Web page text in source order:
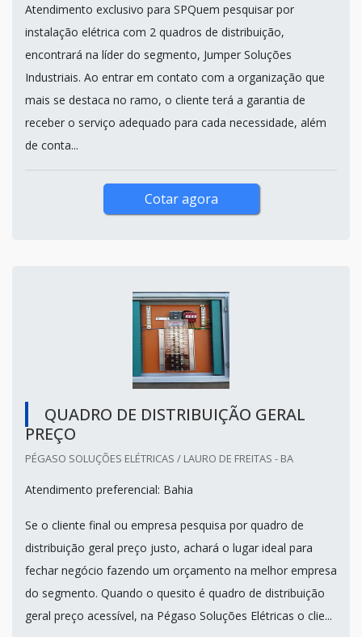
Atendimento exclusivo para SPQuem pesquisar por
instalação elétrica com 2 quadros de distribuição,
encontrará na líder do segmento, Jumper Soluções
Industriais. Ao entrar em contato com a organização que
mais se destaca no ramo, o cliente terá a garantia de
receber o serviço adequado para cada necessidade, além
de conta...
Cotar agora
QUADRO DE DISTRIBUIÇÃO GERAL
PREÇO
PÉGASO SOLUÇÕES ELÉTRICAS / LAURO DE FREITAS - BA
Atendimento preferencial: Bahia
Se o cliente final ou empresa pesquisa por quadro de
distribuição geral preço justo, achará o lugar ideal para
fechar negócio fazendo um orçamento na melhor empresa
do segmento. Quando o quesito é quadro de distribuição
geral preço acessível, na Pégaso Soluções Elétricas o clie...